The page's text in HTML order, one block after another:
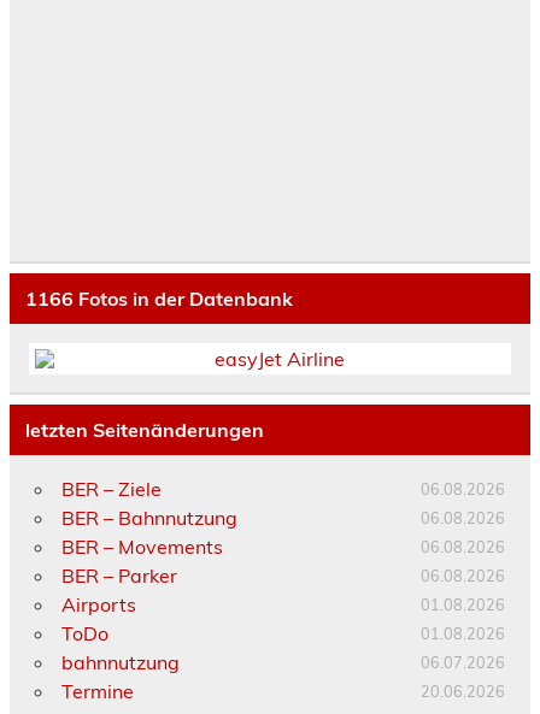
1166 Fotos in der Datenbank
letzten Seitenänderungen
BER – Ziele 06.08.2026
BER – Bahnnutzung 06.08.2026
BER – Movements 06.08.2026
BER – Parker 06.08.2026
Airports 01.08.2026
ToDo 01.08.2026
bahnnutzung 06.07.2026
Termine 20.06.2026